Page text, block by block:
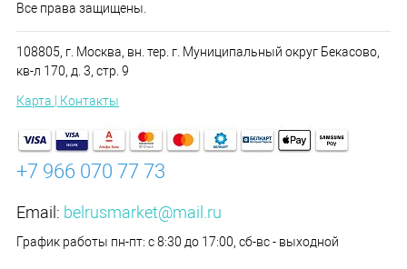
Все права защищены.
108805, г. Москва, вн. тер. г. Муниципальный округ Бекасово,
кв-л 170, д. 3, стр. 9
Карта | Контакты
+7 966 070 77 73
Email: belrusmarket@mail.ru
График работы пн-пт: с 8:30 до 17:00, сб-вс - выходной